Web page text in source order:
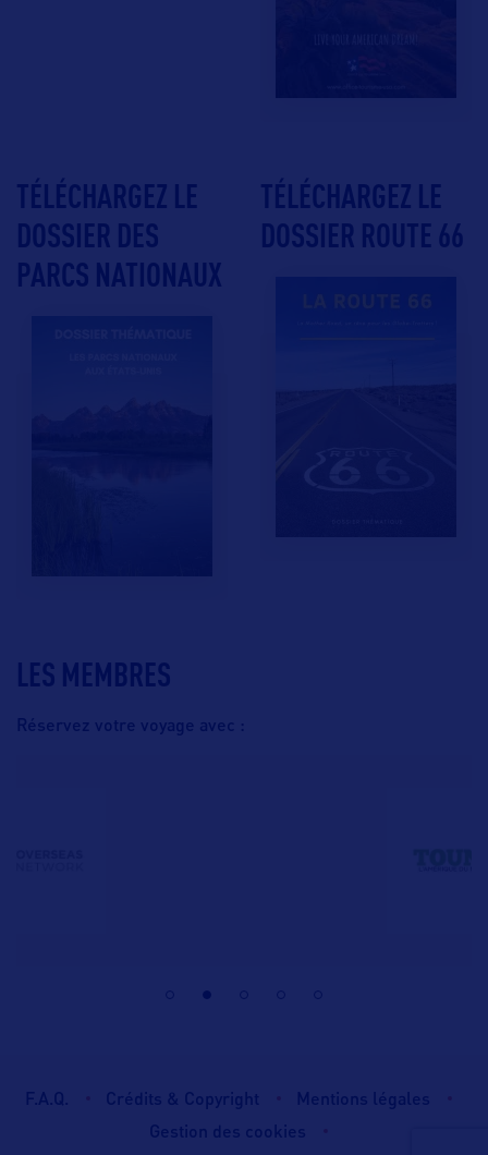
LES MEMBRES
Réservez votre voyage avec :
TÉLÉCHARGEZ LE
DOSSIER DES
PARCS NATIONAUX
TÉLÉCHARGEZ LE
DOSSIER ROUTE 66
F.A.Q. Crédits & Copyright
Mentions légales
Gestion des cookies